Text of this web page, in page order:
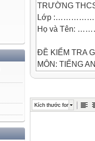
TRƯỜNG
Lớp
Họ và Tên:
ĐỀ KIỂM TRA
MÔN: TIẾNG
Điểm
Kích thước font